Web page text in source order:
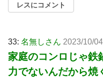
レスにコメント
33: 名無しさん 2023/10/
家庭のコンロじゃ鉄
力でないんだから焼